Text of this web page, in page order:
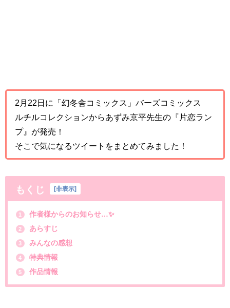
2月22日に「幻冬舎コミックス」バーズコミックス
ルチルコレクションからあずみ京平先生の『片恋ラン
プ』が発売！
そこで気になるツイートをまとめてみました！
もくじ [非表示]
1 作者様からのお知らせ…✨
2 あらすじ
3 みんなの感想
4 特典情報
5 作品情報